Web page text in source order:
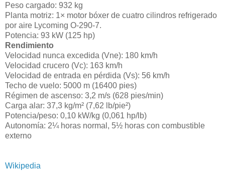
Peso cargado: 932 kg
Planta motriz: 1× motor bóxer de cuatro cilindros refrigerado
por aire Lycoming O-290-7.
Potencia: 93 kW (125 hp)
Rendimiento
Velocidad nunca excedida (Vne): 180 km/h
Velocidad crucero (Vc): 163 km/h
Velocidad de entrada en pérdida (Vs): 56 km/h
Techo de vuelo: 5000 m (16400 pies)
Régimen de ascenso: 3,2 m/s (628 pies/min)
Carga alar: 37,3 kg/m² (7,62 lb/pie²)
Potencia/peso: 0,10 kW/kg (0,061 hp/lb)
Autonomía: 2¼ horas normal, 5½ horas con combustible
externo
Wikipedia